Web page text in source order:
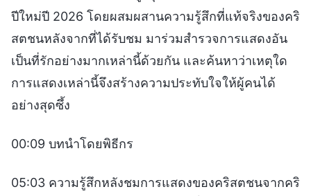
ปีใหม่ปี 2026 โดยผสมผสานความรู้สึกที่แท้จริงของคริ
สตชนหลังจากที่ได้รับชม มาร่วมสำรวจการแสดงอัน
เป็นที่รักอย่างมากเหล่านี้ด้วยกัน และค้นหาว่าเหตุใด
การแสดงเหล่านี้จึงสร้างความประทับใจให้ผู้คนได้
อย่างสุดซึ้ง
00:09 บทนำโดยพิธีกร
05:03 ความรู้สึกหลังชมการแสดงของคริสตชนจากคริ